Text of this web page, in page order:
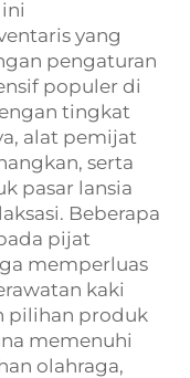
yang
pengaturan
populer di
tingkat
alat pemijat
serta
pasar lansia
Beberapa
pijat
memperluas
kaki
pilihan produk
memenuhi
olahraga,